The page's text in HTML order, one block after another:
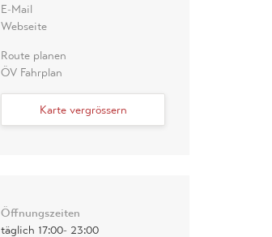
E-Mail
Webseite
Route planen
ÖV Fahrplan
Karte vergrössern
Öffnungszeiten
täglich 17:00- 23:00